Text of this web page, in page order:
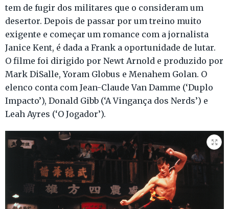
tem de fugir dos militares que o consideram um
desertor. Depois de passar por um treino muito
exigente e começar um romance com a jornalista
Janice Kent, é dada a Frank a oportunidade de lutar.
O filme foi dirigido por Newt Arnold e produzido por
Mark DiSalle, Yoram Globus e Menahem Golan. O
elenco conta com Jean-Claude Van Damme (‘Duplo
Impacto’), Donald Gibb (‘A Vingança dos Nerds’) e
Leah Ayres (‘O Jogador’).